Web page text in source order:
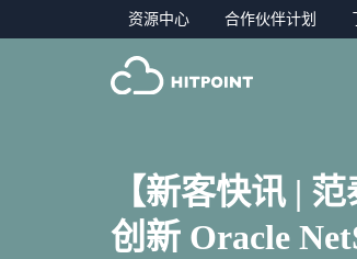
资源中心 合作伙伴计划
【新客快讯 |
创新 Oracle